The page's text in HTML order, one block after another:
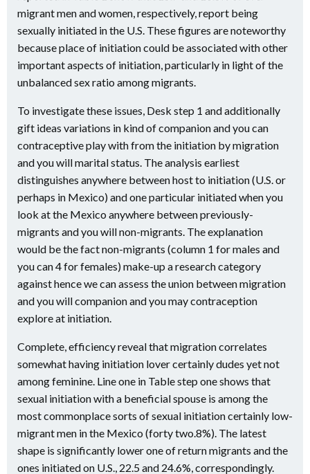
migrant men and women, respectively, report being
sexually initiated in the U.S. These figures are noteworthy
because place of initiation could be associated with other
important aspects of initiation, particularly in light of the
unbalanced sex ratio among migrants.
To investigate these issues, Desk step 1 and additionally
gift ideas variations in kind of companion and you can
contraceptive play with from the initiation by migration
and you will marital status. The analysis earliest
distinguishes anywhere between host to initiation (U.S. or
perhaps in Mexico) and one particular initiated when you
look at the Mexico anywhere between previously-
migrants and you will non-migrants. The explanation
would be the fact non-migrants (column 1 for males and
you can 4 for females) make-up a research category
against hence we can assess the union between migration
and you will companion and you may contraception
explore at initiation.
Complete, efficiency reveal that migration correlates
somewhat having initiation lover certainly dudes yet not
among feminine. Line one in Table step one shows that
sexual initiation with a beneficial spouse is among the
most commonplace sorts of sexual initiation certainly low-
migrant men in the Mexico (forty two.8%). The latest
shape is significantly lower one of return migrants and the
ones initiated on U.S., 22.5 and 24.6%, correspondingly.